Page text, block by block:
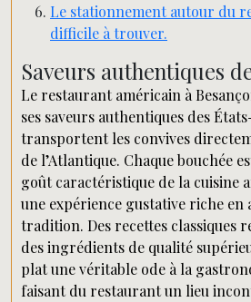
Le stationnement autour du
difficile à trouver.
Saveurs authentiques
Le restaurant américain à
ses saveurs authentiques des
transportent les convives
de l’Atlantique. Chaque bouchée
goût caractéristique de la cuisine
une expérience gustative riche en
tradition. Des recettes classiques
des ingrédients de qualité
plat une véritable ode à la
faisant du restaurant un lieu